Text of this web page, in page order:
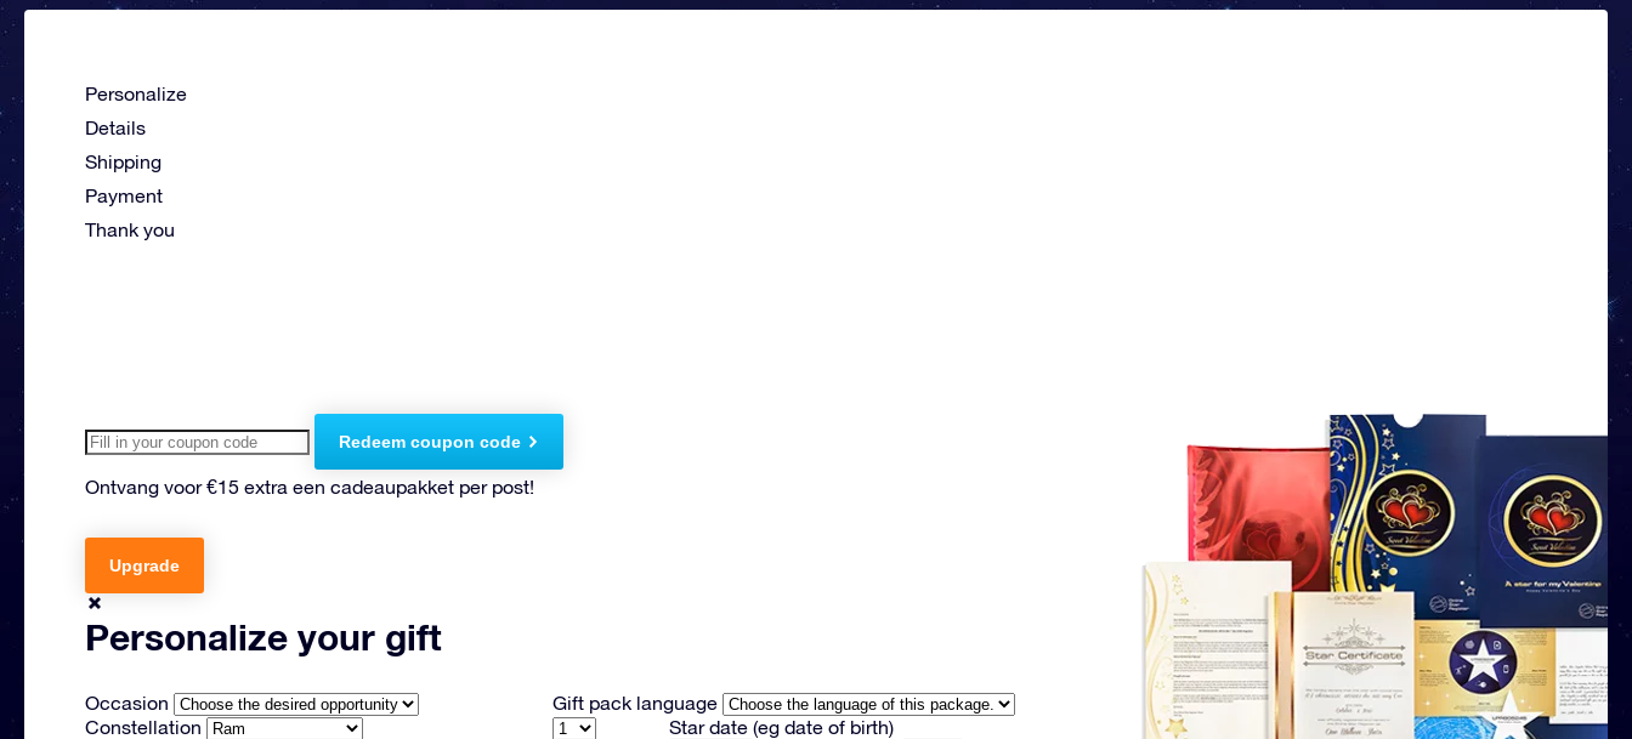
Personalize
Details
Shipping
Payment
Thank you
Redeem coupon code
Ontvang voor €15 extra een cadeaupakket per post!
Upgrade
Personalize your gift
Occasion
Constellation
Gift pack language
Star date (eg date of birth)